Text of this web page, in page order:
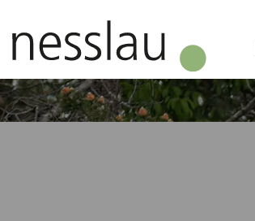
Kopfzeile
Inhalt